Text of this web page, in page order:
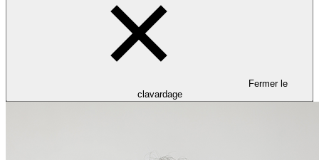
Fermer le
clavardage